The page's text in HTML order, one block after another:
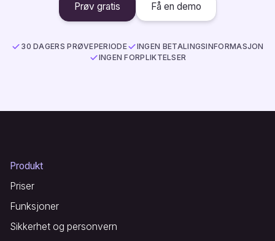
Prøv gratis Få en demo
30 DAGERS PRØVEPERIODE
INGEN BETALINGSINFORMASJON
INGEN FORPLIKTELSER
Produkt
Priser
Funksjoner
Sikkerhet og personvern